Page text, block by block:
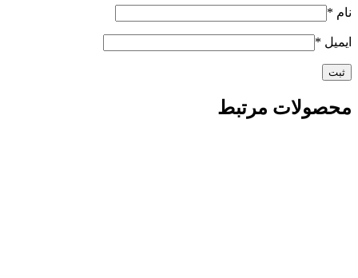
نام *
ایمیل *
محصولات مرتبط